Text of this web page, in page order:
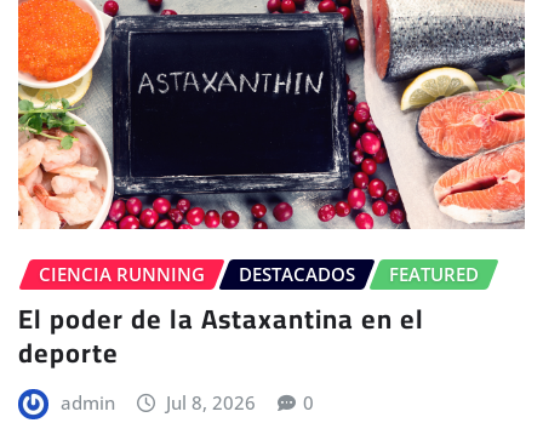
CIENCIA RUNNING DESTACADOS FEATURED
El poder de la Astaxantina en el
deporte
admin Jul 8, 2026 0